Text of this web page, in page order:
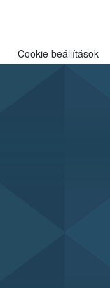
Cookie beállítások